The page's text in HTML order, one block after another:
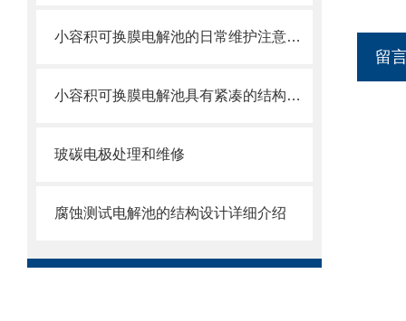
小容积可换膜电解池的日常维护注意事项
小容积可换膜电解池具有紧凑的结构设计，占用空间小
玻碳电极处理和维修
腐蚀测试电解池的结构设计详细介绍
留